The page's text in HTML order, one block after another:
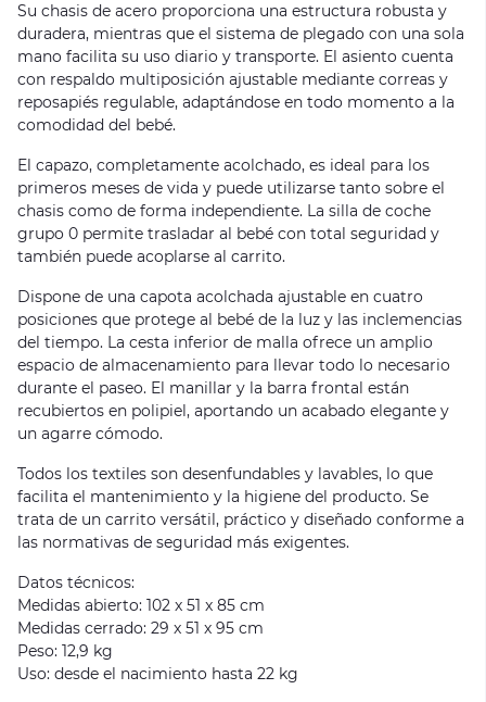
Su chasis de acero proporciona una estructura robusta y
duradera, mientras que el sistema de plegado con una sola
mano facilita su uso diario y transporte. El asiento cuenta
con respaldo multiposición ajustable mediante correas y
reposapiés regulable, adaptándose en todo momento a la
comodidad del bebé.
El capazo, completamente acolchado, es ideal para los
primeros meses de vida y puede utilizarse tanto sobre el
chasis como de forma independiente. La silla de coche
grupo 0 permite trasladar al bebé con total seguridad y
también puede acoplarse al carrito.
Dispone de una capota acolchada ajustable en cuatro
posiciones que protege al bebé de la luz y las inclemencias
del tiempo. La cesta inferior de malla ofrece un amplio
espacio de almacenamiento para llevar todo lo necesario
durante el paseo. El manillar y la barra frontal están
recubiertos en polipiel, aportando un acabado elegante y
un agarre cómodo.
Todos los textiles son desenfundables y lavables, lo que
facilita el mantenimiento y la higiene del producto. Se
trata de un carrito versátil, práctico y diseñado conforme a
las normativas de seguridad más exigentes.
Datos técnicos:
Medidas abierto: 102 x 51 x 85 cm
Medidas cerrado: 29 x 51 x 95 cm
Peso: 12,9 kg
Uso: desde el nacimiento hasta 22 kg